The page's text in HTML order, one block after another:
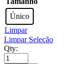
Único
Limpar
Limpar Seleção
Qty: